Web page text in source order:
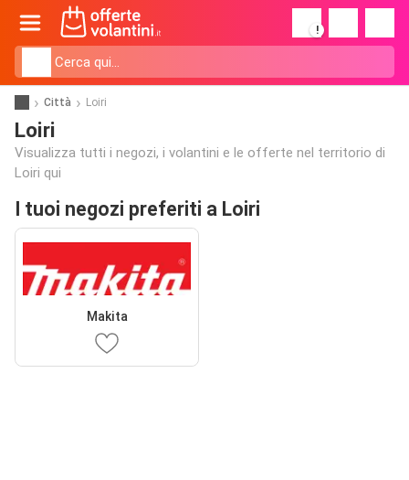
!
Città Loiri
Loiri
Visualizza tutti i negozi, i volantini e le offerte nel territorio di
Loiri qui
I tuoi negozi preferiti a Loiri
Makita